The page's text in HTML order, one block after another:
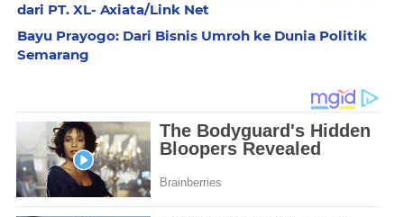
dari PT. XL- Axiata/Link Net
Bayu Prayogo: Dari Bisnis Umroh ke Dunia Politik
Semarang